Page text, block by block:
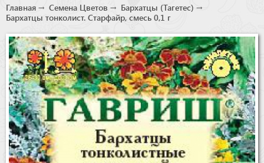
Купить
сейчас
Бренды
Доставка
Оптовикам
Главная Семена Цветов
Бархатцы (Тагетес)
Бархатцы тонколист. Старфайр, смесь 0,1 г